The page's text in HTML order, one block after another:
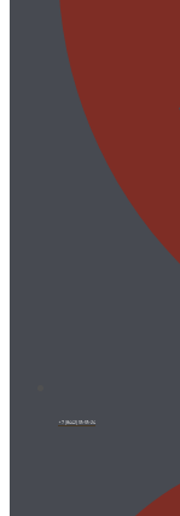
+7 (8442) 59-59-24